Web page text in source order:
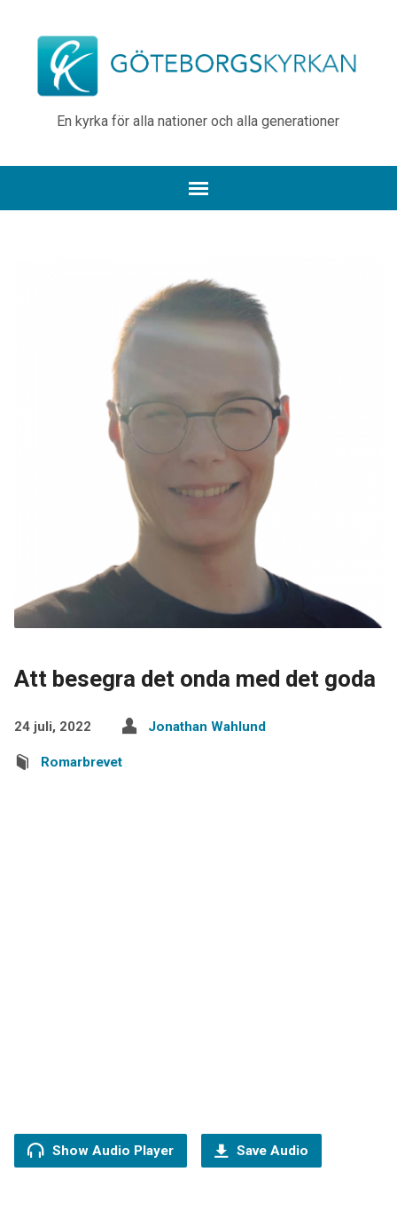
En kyrka för alla nationer och alla generationer
Att besegra det onda med det goda
24 juli, 2022 Jonathan Wahlund
Romarbrevet
Show Audio Player Save Audio